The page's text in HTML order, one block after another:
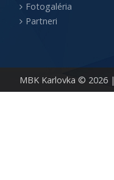
MBK Karlovka © 2026 |
Fotogaléria
Partneri